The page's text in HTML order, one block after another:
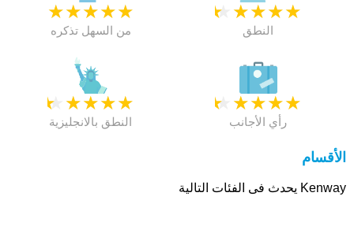
★
★
★
★
★
من السهل تذكره
★
★
★
★
★
النطق
★
★
★
★
★
النطق بالانجليزية
★
★
★
★
★
رأي الأجانب
الأقسام
Kenway يحدث فى الفئات التالية